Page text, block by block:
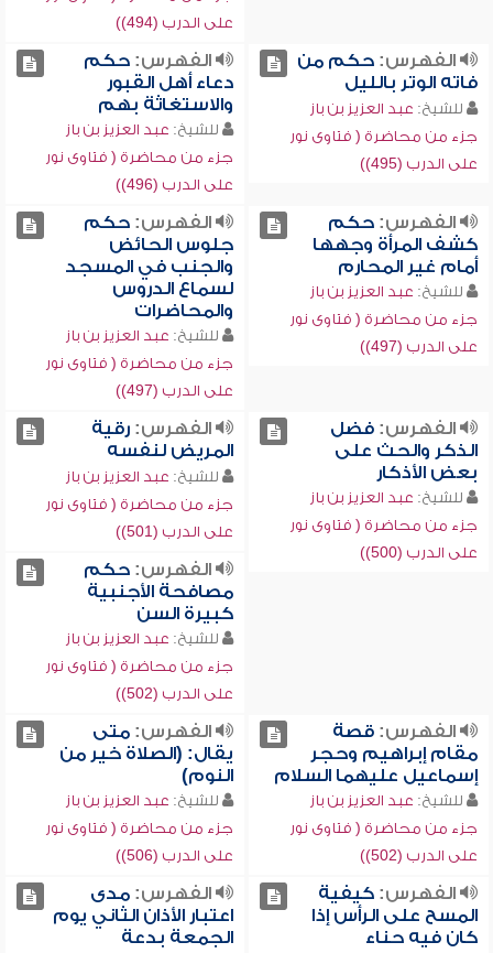
على الدرب (494))
الفهرس:حكم من
فاته الوتر بالليل
للشيخ: عبد العزيز بن باز
جزء من محاضرة ( فتاوى نور
على الدرب (495))
الفهرس:حكم
دعاء أهل القبور
والاستغاثة بهم
للشيخ: عبد العزيز بن باز
جزء من محاضرة ( فتاوى نور
على الدرب (496))
الفهرس:حكم
كشف المرأة وجهها
أمام غير المحارم
للشيخ: عبد العزيز بن باز
جزء من محاضرة ( فتاوى نور
على الدرب (497))
الفهرس:حكم
جلوس الحائض
والجنب في المسجد
لسماع الدروس
والمحاضرات
للشيخ: عبد العزيز بن باز
جزء من محاضرة ( فتاوى نور
على الدرب (497))
الفهرس:فضل
الذكر والحث على
بعض الأذكار
للشيخ: عبد العزيز بن باز
جزء من محاضرة ( فتاوى نور
على الدرب (500))
الفهرس:رقية
المريض لنفسه
للشيخ: عبد العزيز بن باز
جزء من محاضرة ( فتاوى نور
على الدرب (501))
الفهرس:حكم
مصافحة الأجنبية
كبيرة السن
للشيخ: عبد العزيز بن باز
جزء من محاضرة ( فتاوى نور
على الدرب (502))
الفهرس:قصة
مقام إبراهيم وحجر
إسماعيل عليهما السلام
للشيخ: عبد العزيز بن باز
جزء من محاضرة ( فتاوى نور
على الدرب (502))
الفهرس:متى
يقال: (الصلاة خير من
النوم)
للشيخ: عبد العزيز بن باز
جزء من محاضرة ( فتاوى نور
على الدرب (506))
الفهرس:كيفية
المسح على الرأس إذا
كان فيه حناء
الفهرس:مدى
اعتبار الأذان الثاني يوم
الجمعة بدعة